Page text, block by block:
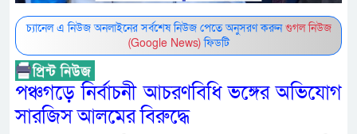
চ্যানেল এ নিউজ অনলাইনের সর্বশেষ নিউজ পেতে অনুসরণ করুনগুগল নিউজ
(Google News)ফিডটি
পঞ্চগড়ে নির্বাচনী আচরণবিধি ভঙ্গের অভিযোগ
সারজিস আলমের বিরুদ্ধে